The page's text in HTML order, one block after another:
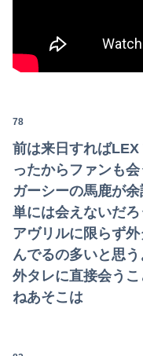
78
前は来日すれば
ったからファンも
ガーシーの馬鹿が
単には会えないだろ
アヴリルに限らず
んでるの多いと思う
外タレに直接会う
ねあそこは